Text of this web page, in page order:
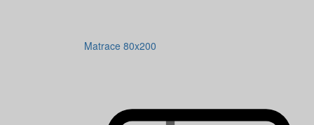
Matrace 80x200